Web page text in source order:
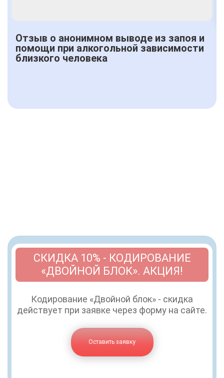
Отзыв о анонимном выводе из запоя и
помощи при алкогольной зависимости
близкого человека
СКИДКА 10% - КОДИРОВАНИЕ
«ДВОЙНОЙ БЛОК». АКЦИЯ!
Кодирование «Двойной блок» - скидка
действует при заявке через форму на сайте.
Оставить заявку